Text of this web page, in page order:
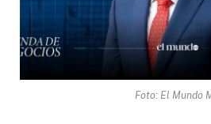
Foto: El Mundo